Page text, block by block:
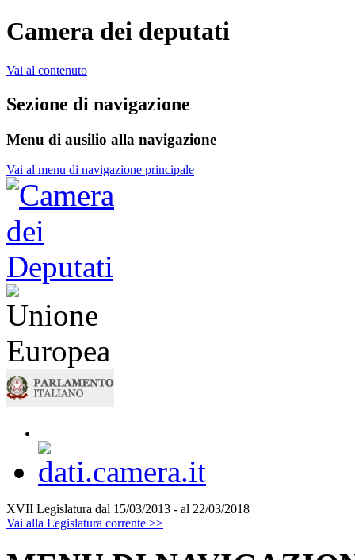
Camera dei deputati
Vai al contenuto
Sezione di navigazione
Menu di ausilio alla navigazione
Vai al menu di navigazione principale
XVII Legislatura dal 15/03/2013 - al 22/03/2018
Vai alla Legislatura corrente >>